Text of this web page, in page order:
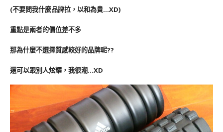
(不要問我什麼品牌拉，以和為貴…XD)
重點是兩者的價位差不多
那為什麼不選擇質感較好的品牌呢??
還可以跟別人炫耀，我很潮…XD